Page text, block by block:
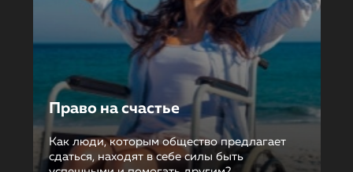
Право на счастье
Как люди, которым общество предлагает
сдаться, находят в себе силы быть